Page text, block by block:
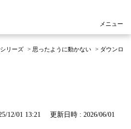
メニュー
リーズ > 思ったように動かない > ダウンロ
12/01 13:21
更新日時 : 2026/06/01